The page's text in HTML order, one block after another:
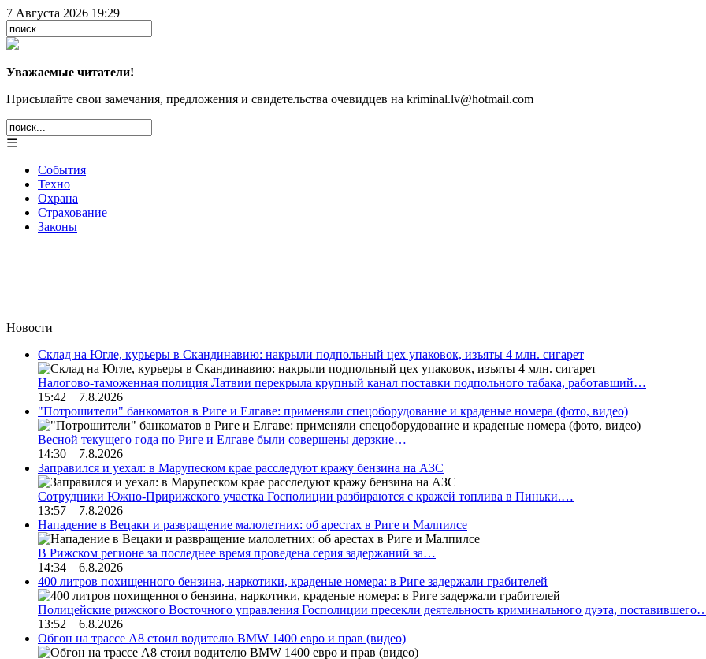
7 Августа 2026 19:29
Уважаемые читатели!
Присылайте свои замечания, предложения и свидетельства очевидцев на kriminal.lv@hotmail.com
☰
События
Техно
Охрана
Страхование
Законы
Новости
Склад на Югле, курьеры в Скандинавию: накрыли подпольный цех упаковок, изъяты 4 млн. сигарет
Налогово-таможенная полиция Латвии перекрыла крупный канал поставки подпольного табака, работавший…
15:42 7.8.2026
"Потрошители" банкоматов в Риге и Елгаве: применяли спецоборудование и краденые номера (фото, видео)
Весной текущего года по Риге и Елгаве были совершены дерзкие…
14:30 7.8.2026
Заправился и уехал: в Марупеском крае расследуют кражу бензина на АЗС
Сотрудники Южно-Пририжского участка Госполиции разбираются с кражей топлива в Пиньки.…
13:57 7.8.2026
Нападение в Вецаки и развращение малолетних: об арестах в Риге и Малпилсе
В Рижском регионе за последнее время проведена серия задержаний за…
14:34 6.8.2026
400 литров похищенного бензина, наркотики, краденые номера: в Риге задержали грабителей
Полицейские рижского Восточного управления Госполиции пресекли деятельность криминального дуэта,
13:52 6.8.2026
Обгон на трассе А8 стоил водителю BMW 1400 евро и прав (видео)